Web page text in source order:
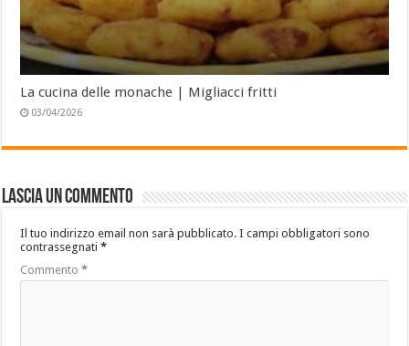
La cucina delle monache | Migliacci fritti
03/04/2026
Lascia un commento
Il tuo indirizzo email non sarà pubblicato. I campi obbligatori sono
contrassegnati*
Commento*